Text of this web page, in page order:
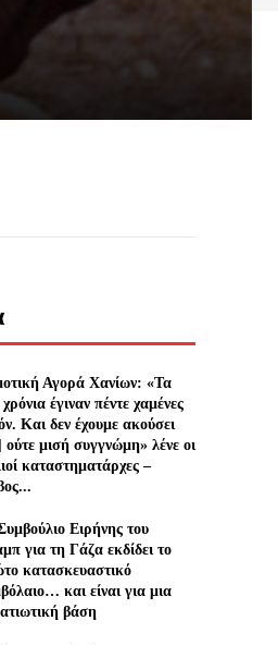
Αγορά Χανίων: «Τα
έγιναν πέντε χαμένες
Και δεν έχουμε ακούσει
μισή συγγνώμη» λένε οι
καταστηματάρχες –
Ειρήνης του
για τη Γάζα εκδίδει το
κατασκευαστικό
και είναι για μια
βάση